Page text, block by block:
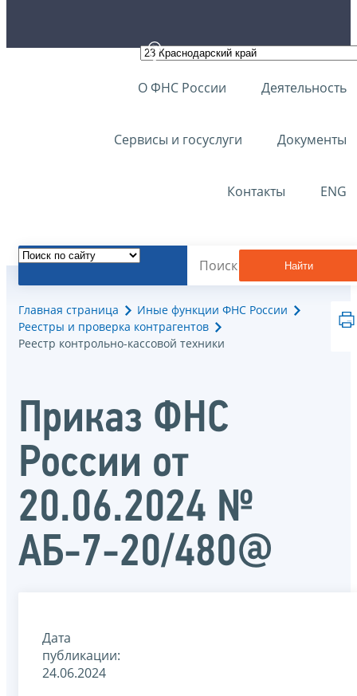
О ФНС России Деятельность
Сервисы и госуслуги Документы
Контакты ENG
Найти
Главная страница
Иные функции ФНС России
Реестры и проверка контрагентов
Реестр контрольно-кассовой техники
Приказ ФНС
России от
20.06.2024 №
АБ-7-20/480@
Дата
публикации:
24.06.2024